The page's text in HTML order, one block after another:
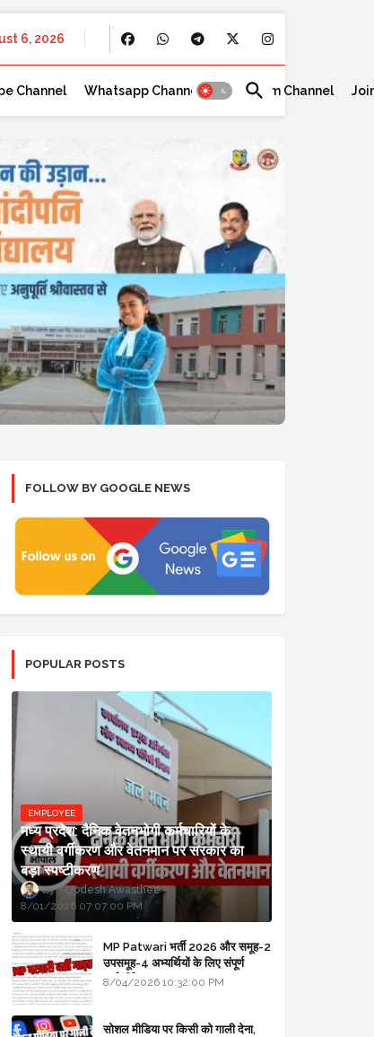
6, 2026
Channel Whatsapp Channel Telegram Channel
FOLLOW BY GOOGLE NEWS
POPULAR POSTS
EMPLOYEE
मध्य प्रदेश: दैनिक वेतनभोगी कर्मचारियों के
स्थायी वर्गीकरण और वेतनमान पर सरकार का
बड़ा स्पष्टीकरण
Updesh Awasthee
8/01/2026 07:07:00 PM
MP Patwari भर्ती 2026 और समूह-2
उपसमूह-4 अभ्यर्थियों के लिए संपूर्ण
मार्गदर्शिका
8/04/2026 10:32:00 PM
सोशल मीडिया पर किसी को गाली देना,